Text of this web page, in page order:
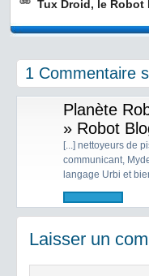
Tux Droid, le Robot
1 Commentaire
Planète
» Robot
[...] nettoyeurs de
communicant,
langage Urbi et
Laisser un